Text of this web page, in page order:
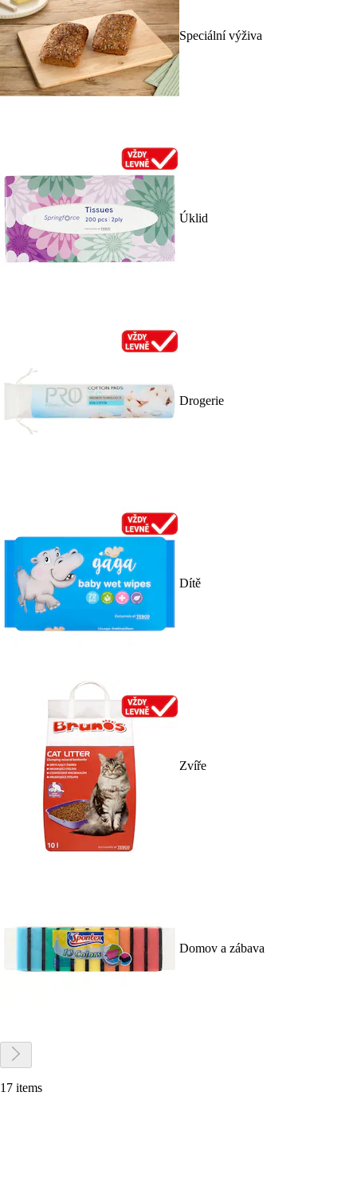
Speciální výživa
Úklid
Drogerie
Dítě
Zvíře
Domov a zábava
17 items